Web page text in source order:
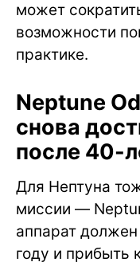
может
возможности
практике.
Neptune
снова
после 40-
Для Нептуна
миссии —
аппарат
году и прибыть